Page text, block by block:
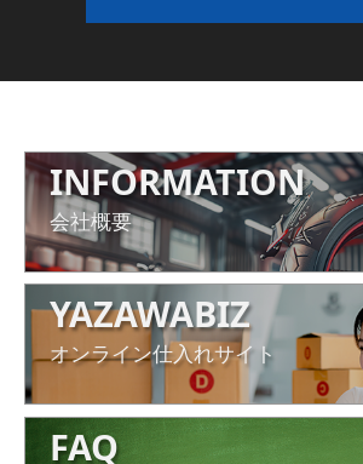
INFORMATION
会社概要
YAZAWABIZ
オンライン仕入れサイト
FAQ